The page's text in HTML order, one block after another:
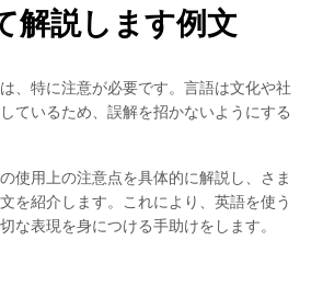
解説します例文
、特に注意が必要です。言語は文化や社
ているため、誤解を招かないようにする
使用上の注意点を具体的に解説し、さま
を紹介します。これにより、英語を使う
な表現を身につける手助けをします。